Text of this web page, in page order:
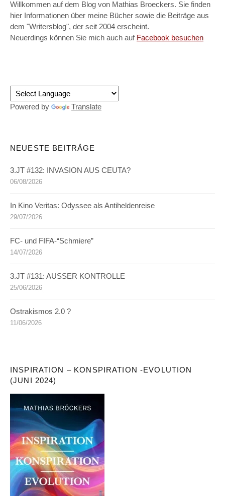
Willkommen auf dem Blog von Mathias Broeckers. Sie finden
hier Informationen über meine Bücher sowie die Beiträge aus
dem "Writersblog", der seit 2004 erscheint.
Neuerdings können Sie mich auch auf Facebook besuchen
Powered by Translate
NEUESTE BEITRÄGE
3.JT #132: INVASION AUS CEUTA?
06/08/2026
In Kino Veritas: Odyssee als Antiheldenreise
29/07/2026
FC- und FIFA-“Schmiere”
14/07/2026
3.JT #131: AUSSER KONTROLLE
25/06/2026
Ostrakismos 2.0 ?
11/06/2026
INSPIRATION – KONSPIRATION -EVOLUTION
(JUNI 2024)